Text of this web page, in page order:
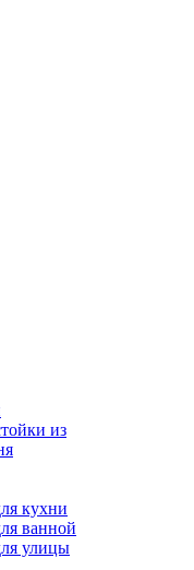
из
кухни
ванной
улицы